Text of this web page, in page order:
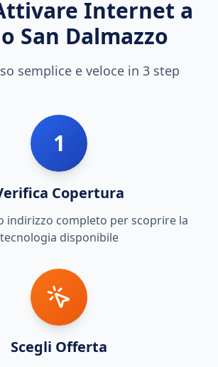
Internet a
San Dalmazzo
semplice e veloce in 3 step
1
Copertura
indirizzo completo per scoprire la
tecnologia disponibile
Scegli Offerta